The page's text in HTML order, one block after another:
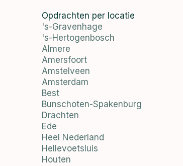
Opdrachten per locatie
's-Gravenhage
's-Hertogenbosch
Almere
Amersfoort
Amstelveen
Amsterdam
Best
Bunschoten-Spakenburg
Drachten
Ede
Heel Nederland
Hellevoetsluis
Houten